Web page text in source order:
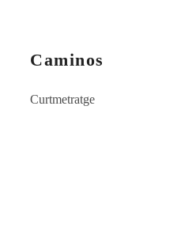
Caminos
Curtmetratge